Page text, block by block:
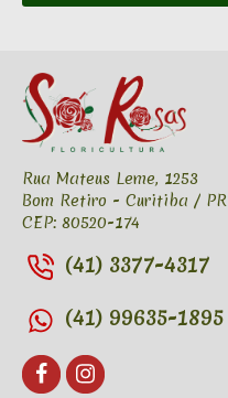
Rua Mateus Leme, 1253
Bom Retiro - Curitiba / PR
CEP: 80520-174
(41) 3377-4317
(41) 99635-1895